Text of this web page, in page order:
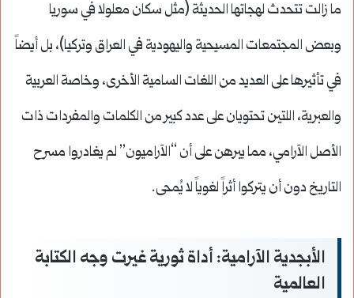
ما زالت تتحدث لهجاتها الحديثة (مثل سكان معلولا في سوريا
وبعض المجتمعات المسيحية واليهودية في العراق وتركيا)، بل أيضاً
في تأثيرها على العديد من اللغات السامية الأخرى، وخاصة العربية
والعبرية، اللتين تحتويان على عدد كبير من الكلمات والمفردات ذات
الأصل الآرامي، مما يبرهن على أن “الآراميون” لم يغادروا مسرح
التاريخ دون أن يتركوا أثراً لغوياً لا يُمحى.
الأبجدية الآرامية: أداة ثورية غيرت وجه الكتابة
العالمية